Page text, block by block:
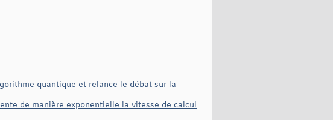
quantique et relance le débat sur la
de manière exponentielle la vitesse de calcul